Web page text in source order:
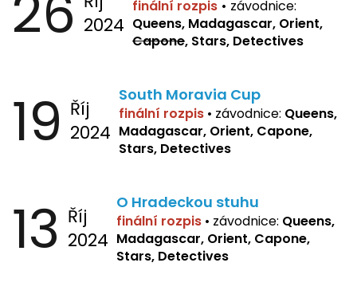
2024
finální rozpis • závodnice:
Queens, Madagascar, Orient,
Capone, Stars, Detectives
19 Říj
2024
South Moravia Cup
finální rozpis • závodnice: Queens,
Madagascar, Orient, Capone,
Stars, Detectives
13 Říj
2024
O Hradeckou stuhu
finální rozpis • závodnice: Queens,
Madagascar, Orient, Capone,
Stars, Detectives